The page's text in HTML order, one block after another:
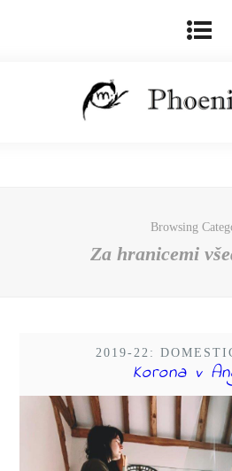
Browsing
Za hranicemi
2019-22:
Korona v